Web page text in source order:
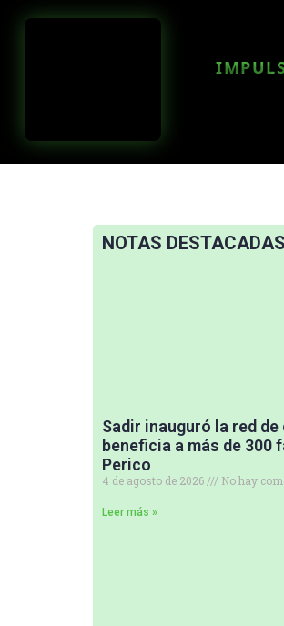
NOTAS DESTACADAS
Sadir inauguró la red
beneficia a más de 300
Perico
4 de agosto de 2026 No hay
Leer más »